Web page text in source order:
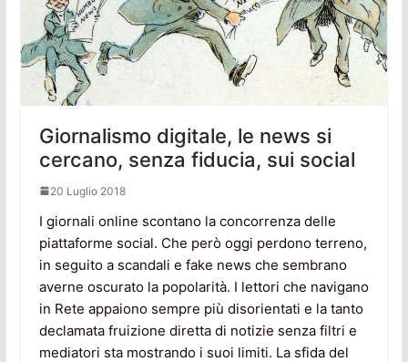
Giornalismo digitale, le news si
cercano, senza fiducia, sui social
20 Luglio 2018
I giornali online scontano la concorrenza delle
piattaforme social. Che però oggi perdono terreno,
in seguito a scandali e fake news che sembrano
averne oscurato la popolarità. I lettori che navigano
in Rete appaiono sempre più disorientati e la tanto
declamata fruizione diretta di notizie senza filtri e
mediatori sta mostrando i suoi limiti. La sfida del